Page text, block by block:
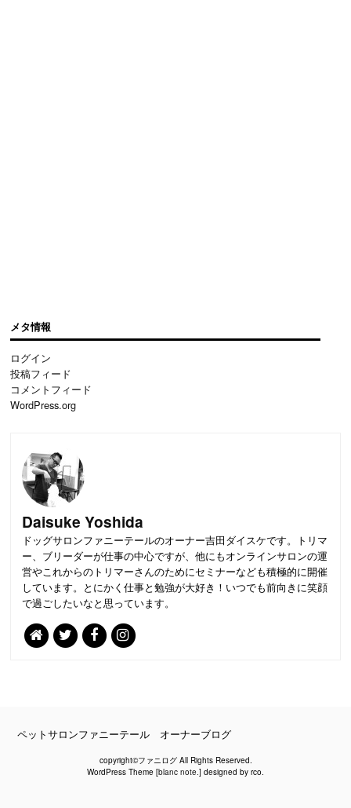
メタ情報
ログイン
投稿フィード
コメントフィード
WordPress.org
Daisuke Yoshida
ドッグサロンファニーテールのオーナー吉田ダイスケです。トリマ
ー、ブリーダーが仕事の中心ですが、他にもオンラインサロンの運
営やこれからのトリマーさんのためにセミナーなども積極的に開催
しています。とにかく仕事と勉強が大好き！いつでも前向きに笑顔
で過ごしたいなと思っています。
ペットサロンファニーテール オーナーブログ
copyright©ファニログ All Rights Reserved.
WordPress Theme [blanc note. ] designed by rco.